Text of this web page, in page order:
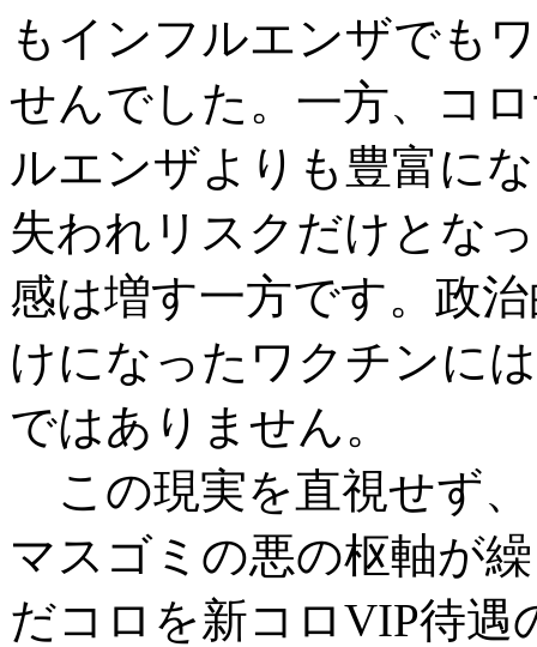
もインフルエンザでも
せんでした。一方、コ
ルエンザよりも豊富に
失われリスクだけとな
感は増す一方です。政
けになったワクチンに
ではありません。
この現実を直視せず
マスゴミの悪の枢軸が
だコロを新コロVIP待遇